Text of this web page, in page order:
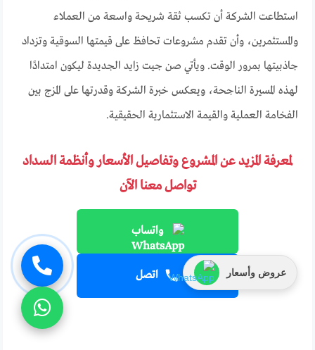
استطاعت الشركة أن تكسب ثقة شريحة واسعة من العملاء
والمستثمرين، وأن تقدم مشروعات تحافظ على قيمتها السوقية وتزداد
جاذبيتها بمرور الوقت. ويأتي صن جيت زايد الجديدة ليكون امتدادًا
لهذه المسيرة الناجحة، ويعكس خبرة الشركة وقدرتها على المزج بين
الفخامة العملية والقيمة الاستثمارية الحقيقية.
لمعرفة المزيد عن المشروع وتفاصيل الأسعار وأنظمة السداد
تواصل معنا الآن
واتساب
اتصل عروض وأسعار